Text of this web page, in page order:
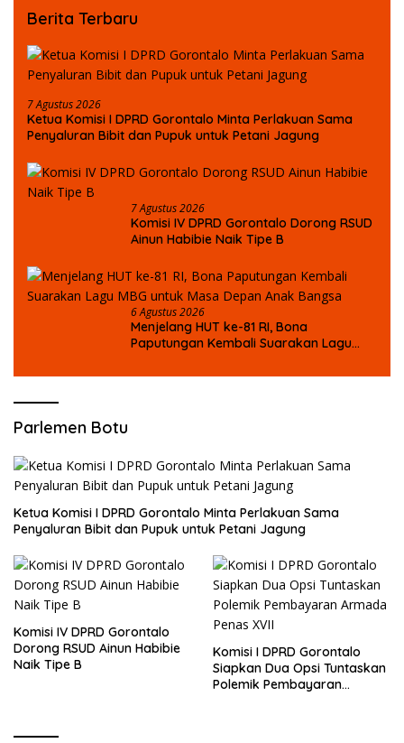
Berita Terbaru
7 Agustus 2026
Ketua Komisi I DPRD Gorontalo Minta Perlakuan Sama
Penyaluran Bibit dan Pupuk untuk Petani Jagung
7 Agustus 2026
Komisi IV DPRD Gorontalo Dorong RSUD
Ainun Habibie Naik Tipe B
6 Agustus 2026
Menjelang HUT ke-81 RI, Bona
Paputungan Kembali Suarakan Lagu
Parlemen Botu
Ketua Komisi I DPRD Gorontalo Minta Perlakuan Sama
Penyaluran Bibit dan Pupuk untuk Petani Jagung
Komisi IV DPRD Gorontalo
Dorong RSUD Ainun Habibie
Naik Tipe B
Komisi I DPRD Gorontalo
Siapkan Dua Opsi Tuntaskan
Polemik Pembayaran